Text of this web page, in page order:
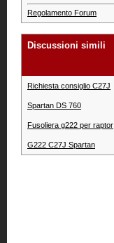
Regolamento Forum
Discussioni simili
Richiesta consiglio C27J
Spartan DS 760
Fusoliera g222 per raptor
G222 C27J Spartan